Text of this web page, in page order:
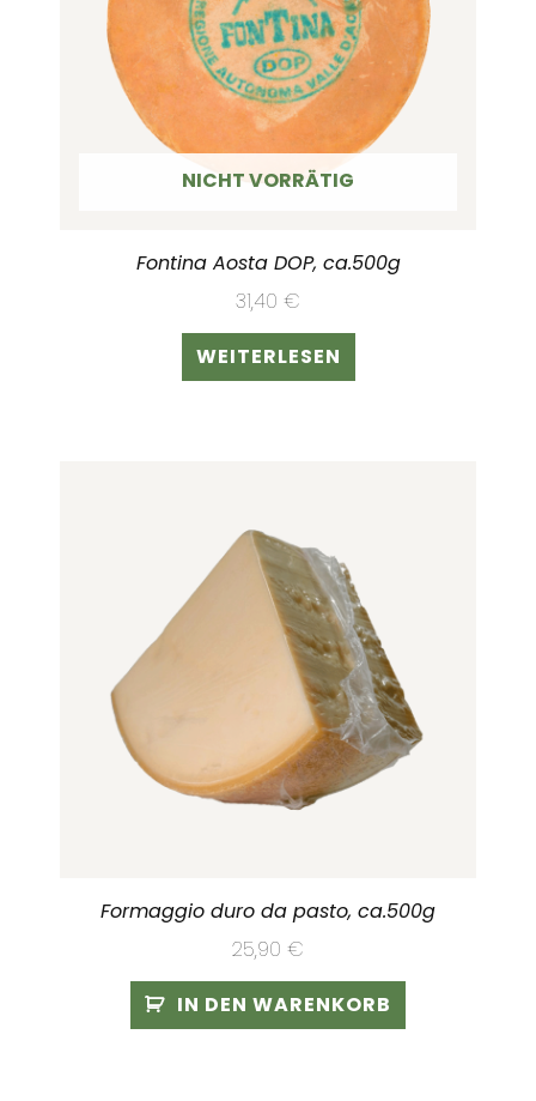
NICHT VORRÄTIG
Fontina Aosta DOP, ca.500g
31,40 €
WEITERLESEN
Formaggio duro da pasto, ca.500g
25,90 €
IN DEN WARENKORB